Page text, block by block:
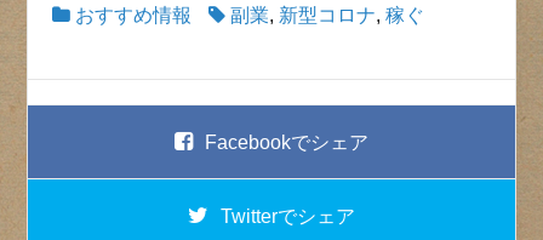
おすすめ情報 副業, 新型コロナ,稼ぐ
Facebookでシェア
Twitterでシェア